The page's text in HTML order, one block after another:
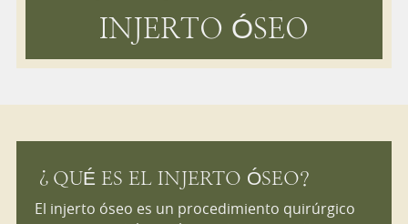
INJERTO ÓSEO
¿QUÉ ES EL INJERTO ÓSEO?
El injerto óseo es un procedimiento quirúrgico